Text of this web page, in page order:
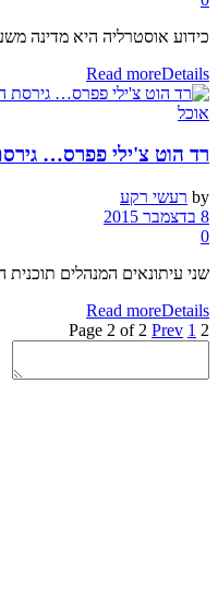
כידוע אוסטרליה היא מדינה
Read moreDetails
אוכל
רד הוט צ'ילי פפרס…
by רעשי רקע
8 בדצמבר 2015
0
שני עיתונאים המנהלים
Read moreDetails
Page 2 of 2 Prev 1 2